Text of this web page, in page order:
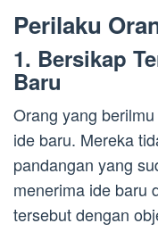
Perilaku
1. Bersikap
Baru
Orang yang
ide baru. Mereka
pandangan yang
menerima ide baru
tersebut dengan